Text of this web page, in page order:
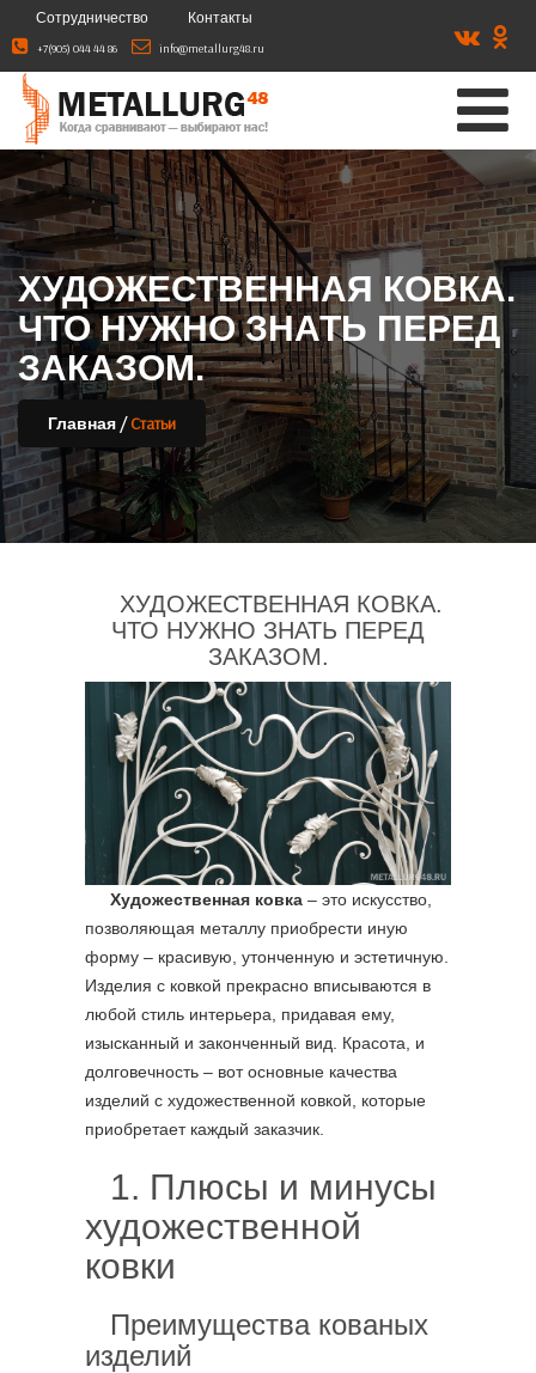
Сотрудничество Контакты
+7(905) 044 44 86 info@metallurg48.ru
ХУДОЖЕСТВЕННАЯ КОВКА.
ЧТО НУЖНО ЗНАТЬ ПЕРЕД
ЗАКАЗОМ.
Главная /Статьи
ХУДОЖЕСТВЕННАЯ КОВКА.
ЧТО НУЖНО ЗНАТЬ ПЕРЕД
ЗАКАЗОМ.
Художественная ковка – это искусство,
позволяющая металлу приобрести иную
форму – красивую, утонченную и эстетичную.
Изделия с ковкой прекрасно вписываются в
любой стиль интерьера, придавая ему,
изысканный и законченный вид. Красота, и
долговечность – вот основные качества
изделий с художественной ковкой, которые
приобретает каждый заказчик.
1. Плюсы и минусы
художественной
ковки
Преимущества кованых
изделий